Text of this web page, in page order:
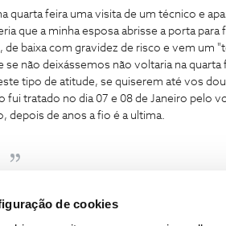
de cookies
quarta feira uma visita de um técnico e
que a minha esposa abrisse a porta
de baixa com gravidez de risco e vem um
se não deixássemos não voltaria na
tipo de atitude, se quiserem até vos
fui tratado no dia 07 e 08 de Janeiro pelo
depois de anos a fio é a ultima.